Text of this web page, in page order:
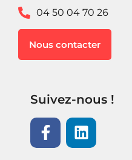
04 50 04 70 26
Nous contacter
Suivez-nous !